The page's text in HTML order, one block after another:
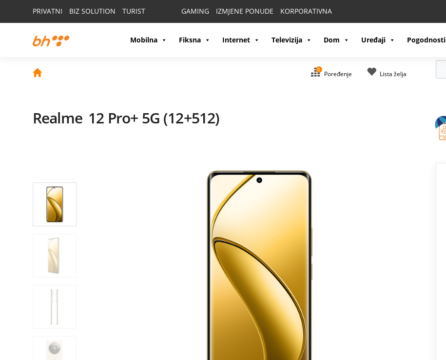
PRIVATNI BIZ SOLUTION TURIST GAMING IZMJENE PONUDE KORPORATIVNA
Mobilna Fiksna Internet Televizija Dom Uređaji Pogodnosti
0
Poređenje Lista želja
Realme 12 Pro+ 5G (12+512)